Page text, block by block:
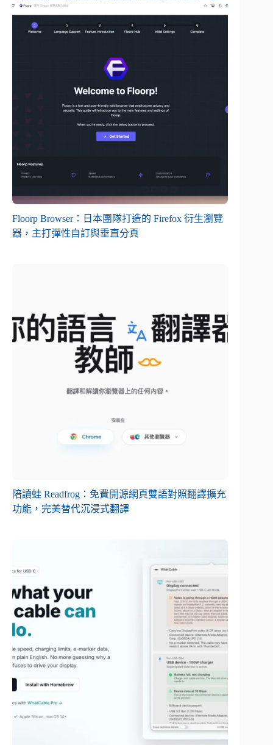
Floorp Browser：日本團隊打造的 Firefox 衍生瀏覽
器，主打彈性自訂與垂直分頁
陪讀蛙 Readfrog：免費開源網頁雙語對照翻譯擴充
功能，完美替代沉浸式翻譯